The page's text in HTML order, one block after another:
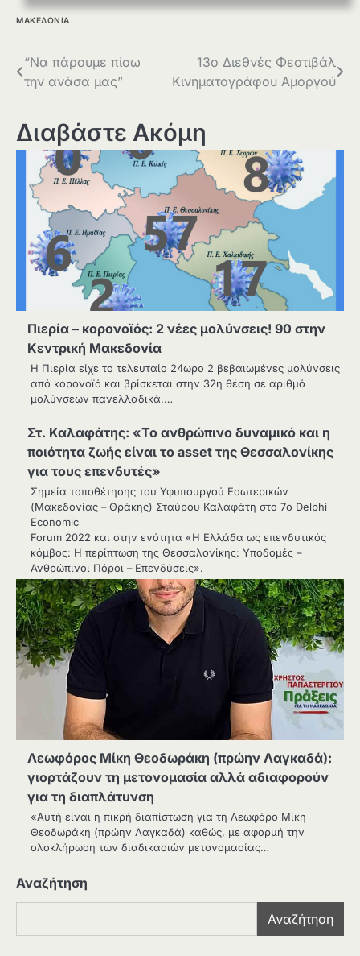
ΜΑΚΕΔΟΝΙΑ
Πλοήγηση
άρθρων
“Να πάρουμε πίσω
την ανάσα μας”
13ο Διεθνές Φεστιβάλ
Κινηματογράφου Αμοργού
Διαβάστε Ακόμη
Πιερία – κορονοϊός: 2 νέες μολύνσεις! 90 στην
Κεντρική Μακεδονία
Η Πιερία είχε το τελευταίο 24ωρο 2 βεβαιωμένες μολύνσεις
από κορονοϊό και βρίσκεται στην 32η θέση σε αριθμό
μολύνσεων πανελλαδικά.…
Στ. Καλαφάτης: «Το ανθρώπινο δυναμικό και η
ποιότητα ζωής είναι το asset της Θεσσαλονίκης
για τους επενδυτές»
Σημεία τοποθέτησης του Υφυπουργού Εσωτερικών
(Μακεδονίας – Θράκης) Σταύρου Καλαφάτη στο 7ο Delphi
Economic
Forum 2022 και στην ενότητα «Η Ελλάδα ως επενδυτικός
κόμβος: Η περίπτωση της Θεσσαλονίκης: Υποδομές –
Ανθρώπινοι Πόροι – Επενδύσεις».
Λεωφόρος Μίκη Θεοδωράκη (πρώην Λαγκαδά):
γιορτάζουν τη μετονομασία αλλά αδιαφορούν
για τη διαπλάτυνση
«Αυτή είναι η πικρή διαπίστωση για τη Λεωφόρο Μίκη
Θεοδωράκη (πρώην Λαγκαδά) καθώς, με αφορμή την
ολοκλήρωση των διαδικασιών μετονομασίας…
Αναζήτηση
Αναζήτηση